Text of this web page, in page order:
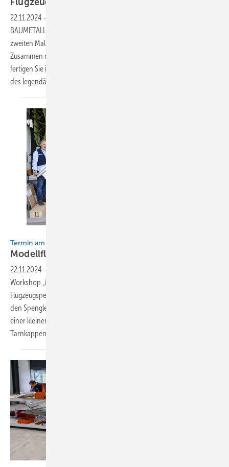
22.11.2024 -
BAUMETALL-Workshop „Modellflugzeuge aus Titanzink bauen“ zum
zweiten Mal bei den Spenglerspezialisten von Eisenkies in Tirol statt.
Zusammen mit den Spenglermeistern Friedrich und Thomas Reinbold
fertigen Sie in einer kleinen Gruppe von 12 Teilnehmern ein Modell
des legendären Starfighters
Termin am Schwarzwaldrand
Modellflugzeuge aus Titanzink
22.11.2024 -
Workshop „Modellflugzeuge aus Titanzink bauen“ erneut bei den
Flugzeugspenglern von Kaelin in Hochmössingen statt. Zusammen mit
den Spenglermeistern Friedrich und Thomas Reinbold fertigen Sie in
einer kleinen Gruppe von 12 Teilnehmern ein Modell des ersten
Tarnkappenflugzeugs F 117 a Nighthawk